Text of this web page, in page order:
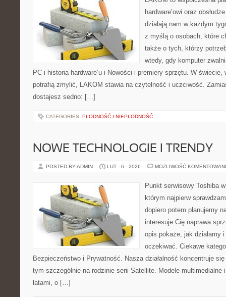
hardware’owi oraz
działają nam w każdym
z myślą o osobach, które
także o tych, którzy
wtedy, gdy komputer
PC i historia hardware’u i Nowości i premiery sprzętu. W
potrafią zmylić, LAKOM stawia na czytelność i uczciwość.
dostajesz sedno: […]
CATEGORIES: PŁODNOŚĆ I NIEPŁODNOŚĆ
NOWE TECHNOLOGIE I TRENDY
POSTED BY ADMIN LUT - 6 - 2026 MOŻLIWOŚĆ
Punkt serwisowy Toshiba
którym najpierw
dopiero potem planujemy
interesuje Cię naprawa
opis pokaże, jak działamy
oczekiwać. Ciekawe
Bezpieczeństwo i Prywatność. Nasza działalność koncentruje
tym szczególnie na rodzinie serii Satellite. Modele multimedialne
latami, o […]